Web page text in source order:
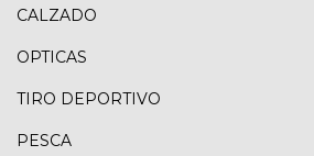
CALZADO
OPTICAS
TIRO DEPORTIVO
PESCA